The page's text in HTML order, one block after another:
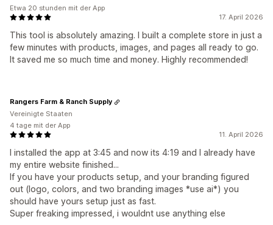
17. April 2026
This tool is absolutely amazing. I built a complete store in just a
few minutes with products, images, and pages all ready to go.
It saved me so much time and money. Highly recommended!
Etwa 20 stunden mit der App
11. April 2026
I installed the app at 3:45 and now its 4:19 and I already have
my entire website finished...
If you have your products setup, and your branding figured
out (logo, colors, and two branding images *use ai*) you
should have yours setup just as fast.
Super freaking impressed, i wouldnt use anything else
Rangers Farm & Ranch Supply
Vereinigte Staaten
4 tage mit der App